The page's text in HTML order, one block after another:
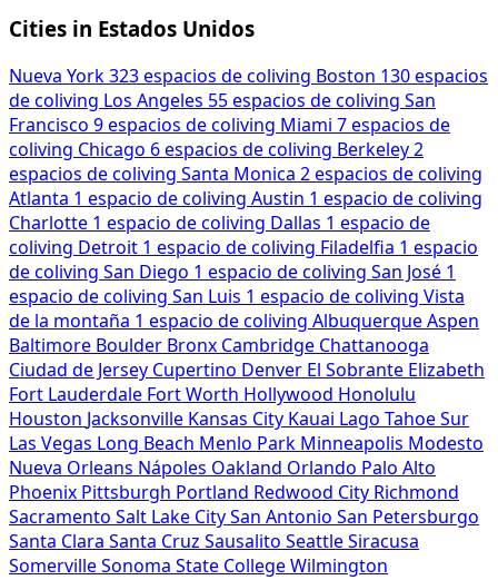
Cities in Estados Unidos
Nueva York323 espacios de coliving Boston 130 espacios
de coliving Los Angeles 55 espacios de coliving San
Francisco 9 espacios de coliving Miami 7 espacios de
coliving Chicago 6 espacios de coliving Berkeley2
espacios de coliving Santa Monica 2 espacios de coliving
Atlanta 1 espacio de coliving Austin 1 espacio de coliving
Charlotte 1 espacio de coliving Dallas 1 espacio de
coliving Detroit 1 espacio de coliving Filadelfia 1 espacio
de coliving San Diego 1 espacio de coliving San José 1
espacio de coliving San Luis 1 espacio de coliving Vista
de la montaña 1 espacio de coliving AlbuquerqueAspen
Baltimore Boulder Bronx Cambridge Chattanooga
Ciudad de Jersey Cupertino Denver El Sobrante Elizabeth
Fort Lauderdale Fort Worth Hollywood Honolulu
Houston Jacksonville Kansas City Kauai Lago Tahoe Sur
Las Vegas Long Beach Menlo Park Minneapolis Modesto
Nueva Orleans Nápoles Oakland Orlando Palo Alto
Phoenix Pittsburgh Portland Redwood City Richmond
Sacramento Salt Lake CitySan Antonio San Petersburgo
Santa Clara Santa Cruz Sausalito SeattleSiracusa
SomervilleSonoma State CollegeWilmington